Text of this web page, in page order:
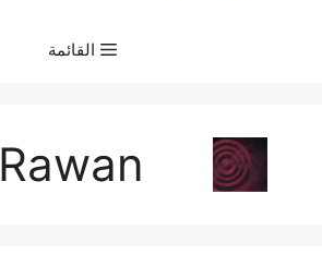
القائمة
Rawan